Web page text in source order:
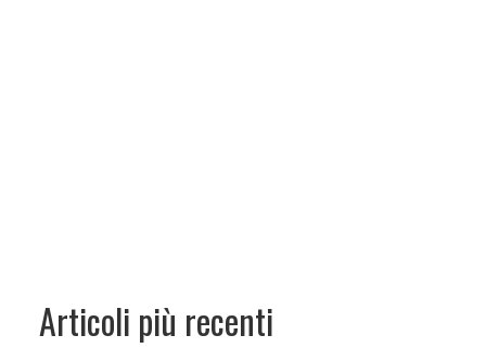
Articoli più recenti